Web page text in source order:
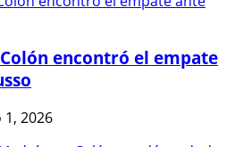
encontró el empate
1, 2026